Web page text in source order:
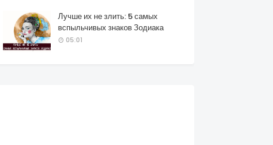
Лучше их не злить: 5 самых
вспыльчивых знаков Зодиака
05:01